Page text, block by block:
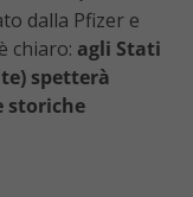
dalla Pfizer e
chiaro: agli Stati
spetterà
storiche